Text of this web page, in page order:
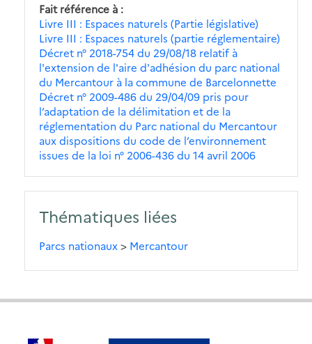
Fait référence à
Livre III : Espaces naturels (Partie législative)
Livre III : Espaces naturels (partie réglementaire)
Décret n° 2018-754 du 29/08/18 relatif à
l'extension de l'aire d'adhésion du parc national
du Mercantour à la commune de Barcelonnette
Décret n° 2009-486 du 29/04/09 pris pour
l’adaptation de la délimitation et de la
réglementation du Parc national du Mercantour
aux dispositions du code de l’environnement
issues de la loi n° 2006-436 du 14 avril 2006
Thématiques liées
Parcs nationaux> Mercantour